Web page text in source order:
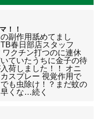
！！
副作用舐めてまし
TB春日部店スタッフ
ワクチン打つのに連休
ていたうちに金子の待
荷しました！！ オニ
スプレー 視覚作用で
も虫除け！？まだ蚊の
くな…続く